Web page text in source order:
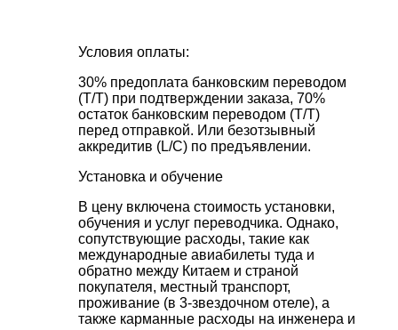
Условия оплаты:
30% предоплата банковским переводом
(T/T) при подтверждении заказа, 70%
остаток банковским переводом (T/T)
перед отправкой. Или безотзывный
аккредитив (L/C) по предъявлении.
Установка и обучение
В цену включена стоимость установки,
обучения и услуг переводчика. Однако,
сопутствующие расходы, такие как
международные авиабилеты туда и
обратно между Китаем и страной
покупателя, местный транспорт,
проживание (в 3-звездочном отеле), а
также карманные расходы на инженера и